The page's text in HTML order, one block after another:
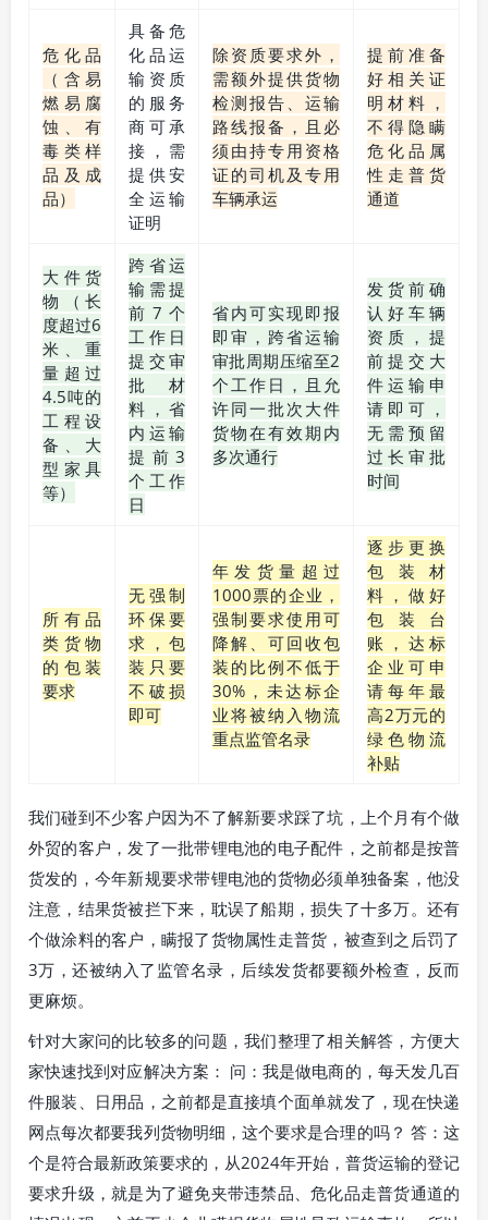
危化品
（含易
燃易腐
蚀、有
毒类样
品及成
品）
具备危
化品运
输资质
的服务
商可承
接，需
提供安
全运输
证明
除资质要求外，
需额外提供货物
检测报告、运输
路线报备，且必
须由持专用资格
证的司机及专用
车辆承运
提前准备
好相关证
明材料，
不得隐瞒
危化品属
性走普货
通道
大件货
物（长
度超过6
米、重
量超过
4.5吨的
工程设
备、大
型家具
等）
跨省运
输需提
前7个
工作日
提交审
批材
料，省
内运输
提前3
个工作
日
省内可实现即报
即审，跨省运输
审批周期压缩至2
个工作日，且允
许同一批次大件
货物在有效期内
多次通行
发货前确
认好车辆
资质，提
前提交大
件运输申
请即可，
无需预留
过长审批
时间
所有品
类货物
的包装
要求
无强制
环保要
求，包
装只要
不破损
即可
年发货量超过
1000票的企业，
强制要求使用可
降解、可回收包
装的比例不低于
30%，未达标企
业将被纳入物流
重点监管名录
逐步更换
包装材
料，做好
包装台
账，达标
企业可申
请每年最
高2万元的
绿色物流
补贴
我们碰到不少客户因为不了解新要求踩了坑，上个月有个做
外贸的客户，发了一批带锂电池的电子配件，之前都是按普
货发的，今年新规要求带锂电池的货物必须单独备案，他没
注意，结果货被拦下来，耽误了船期，损失了十多万。还有
个做涂料的客户，瞒报了货物属性走普货，被查到之后罚了
3万，还被纳入了监管名录，后续发货都要额外检查，反而
更麻烦。
针对大家问的比较多的问题，我们整理了相关解答，方便大
家快速找到对应解决方案： 问：我是做电商的，每天发几百
件服装、日用品，之前都是直接填个面单就发了，现在快递
网点每次都要我列货物明细，这个要求是合理的吗？ 答：这
个是符合最新政策要求的，从2024年开始，普货运输的登记
要求升级，就是为了避免夹带违禁品、危化品走普货通道的